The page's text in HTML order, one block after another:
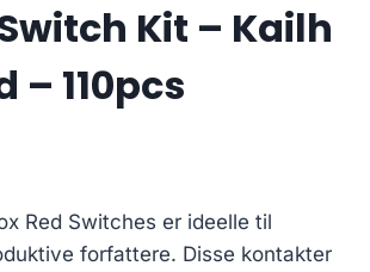
Kit – Kailh
– 110pcs
Red Switches er ideelle til
forfattere. Disse kontakter